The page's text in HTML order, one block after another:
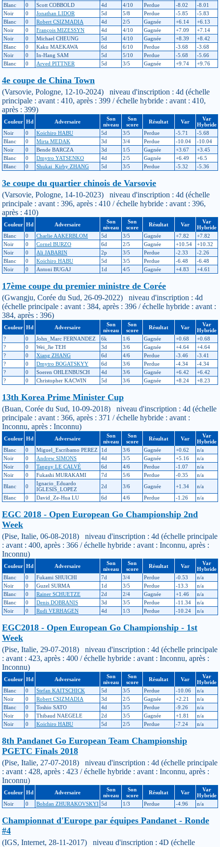
Blanc
0 Scott COBBOLD 4d 4/10 Perdue -8.02
-8.01
Noir
0 Jonathan LIDOR 5d 5/8 Perdue -5.85
-5.83
Blanc
0 Robert CSIZMADIA 4d 2/5 Gagnée +6.14
+6.13
Noir
0 François MIZESSYN 4d 4/10 Gagnée +7.09
+7.14
Noir
0 Michael CHEUNG 5d 4/10 Gagnée +8.39
+8.42
Blanc
0 Kaku MAEKAWA 6d 6/10 Perdue -3.68
-3.68
Noir
0 In-Hang SAM 5d 5/10 Perdue -5.68
-5.66
Blanc
0 Arved PITTNER 5d 3/5 Gagnée +9.74 +9.76
4e coupe de China Town
(Varsovie, Pologne, 12-10-2024) niveau d'inscription : 4d (échelle
principale : avant : 410, après : 399 / échelle hybride : avant : 410,
après : 399)
Couleur Hd Adversaire
Son
niveau
Son
score
Résultat Var
Var
Hybride
Noir
0 Koichiro HABU 5d 3/5 Perdue -5.71
-5.68
Blanc
0 Mirta MEDAK 3d 3/4 Perdue -10.04
-10.04
Noir
0 Bende BARCZA 3d 1/5 Gagnée +3.67
+3.45
Blanc
0 Dmytro YATSENKO 4d 2/5 Gagnée +6.49
+6.5
Blanc
0 Shukai_Kirby ZHANG 5d 3/5 Perdue -5.32 -5.36
3e coupe du quartier chinois de Varsovie
(Varsovie, Pologne, 14-10-2023) niveau d'inscription : 4d (échelle
principale : avant : 396, après : 410 / échelle hybride : avant : 396,
après : 410)
Couleur Hd Adversaire
Son
niveau
Son
score
Résultat Var
Var
Hybride
Blanc
0 Charlie AAKERBLOM 5d 3/5 Gagnée +7.82
+7.82
Noir
0 Cornel BURZO 6d 2/5 Gagnée +10.54
+10.32
Noir
0 Ali JABARIN 2p 3/5 Perdue -2.33
-2.26
Blanc
0 Koichiro HABU 5d 3/5 Perdue -6.48
-6.48
Noir
0 Antoni BUGAJ 1d 4/5 Gagnée +4.83 +4.61
17ème coupe du premier ministre de Corée
(Gwangju, Corée du Sud, 26-09-2022) niveau d'inscription : 4d
(échelle principale : avant : 384, après : 396 / échelle hybride : avant :
384, après : 396)
Couleur Hd Adversaire
Son
niveau
Son
score
Résultat Var
Var
Hybride
?
0 John_Marc FERNANDEZ 6k 1/6 Gagnée +0.68
+0.68
?
0 Wei_Jie TEH 3d 3/6 Gagnée +4.64
+4.64
?
0 Xiang ZHANG 6d 4/6 Perdue -3.46
-3.41
?
0 Dmytro BOGATSKYY 6d 3/6 Perdue -4.34
-4.34
?
0 Soeren OHLENBUSCH 4d 3/6 Gagnée +6.42
+6.42
?
0 Christopher KACWIN 5d 3/6 Gagnée +8.24 +8.23
13th Korea Prime Minister Cup
(Buan, Corée du Sud, 10-09-2018) niveau d'inscription : 4d (échelle
principale : avant : 366, après : 371 / échelle hybride : avant :
Inconnu, après : Inconnu)
Couleur Hd Adversaire
Son
niveau
Son
score
Résultat Var
Var
Hybride
Blanc
0 Miguel_Escribamo PEREZ 1d 3/6 Gagnée +0.62
n/a
Noir
0 Andrew SIMONS 4d 3/5 Gagnée +5.16
n/a
Noir
0 Tanguy LE CALVÉ 6d 4/6 Perdue -1.07
n/a
Noir
0 Fukashi MURAKAMI 7d 5/6 Perdue -0.35
n/a
Blanc
0
Ignacio_Eduardo
IGLESIS_LOPEZ
2d 3/6 Gagnée +1.34
n/a
Blanc
0 David_Ze-Hua LU 6d 4/6 Perdue -1.26 n/a
EGC 2018 - Open European Go Championship 2nd
Week
(Pise, Italie, 06-08-2018) niveau d'inscription : 4d (échelle principale
: avant : 400, après : 366 / échelle hybride : avant : Inconnu, après :
Inconnu)
Couleur Hd Adversaire
Son
niveau
Son
score
Résultat Var
Var
Hybride
Blanc
0 Fukami SHUICHI 7d 3/4 Perdue -0.53
n/a
Noir
0 Guzel SURMA 1d 3/5 Perdue -13.3
n/a
Blanc
0 Rainer SCHUETZE 2d 2/4 Gagnée +1.46
n/a
Blanc
0 Denis DOBRANIS 3d 3/5 Perdue -11.34
n/a
Noir
0 Rudi VERHAGEN 4d 1/3 Perdue -10.24 n/a
EGC2018 - Open European Go Championship - 1st
Week
(Pise, Italie, 29-07-2018) niveau d'inscription : 4d (échelle principale
: avant : 423, après : 400 / échelle hybride : avant : Inconnu, après :
Inconnu)
Couleur Hd Adversaire
Son
niveau
Son
score
Résultat Var
Var
Hybride
Blanc
0 Stefan KAITSCHICK 5d 3/5 Perdue -10.06
n/a
Noir
0 Robert CSIZMADIA 3d 2/5 Gagnée +2.21
n/a
Blanc
0 Toshio SATO 4d 3/5 Perdue -9.26
n/a
Noir
0 Thibaud NAEGELE 2d 3/5 Gagnée +1.81
n/a
Noir
0 Koichiro HABU 5d 2/5 Perdue -7.24 n/a
8th Pandanet Go European Team Championship
PGETC Finals 2018
(Pise, Italie, 27-07-2018) niveau d'inscription : 4d (échelle principale
: avant : 428, après : 423 / échelle hybride : avant : Inconnu, après :
Inconnu)
Couleur Hd Adversaire
Son
niveau
Son
score
Résultat Var
Var
Hybride
Noir
0 Bohdan ZHURAKOVSKYI 5d 1/3 Perdue -4.96 n/a
Championnat d'Europe par équipes Pandanet - Ronde
#4
(IGS, Internet, 28-11-2017) niveau d'inscription : 4D (échelle